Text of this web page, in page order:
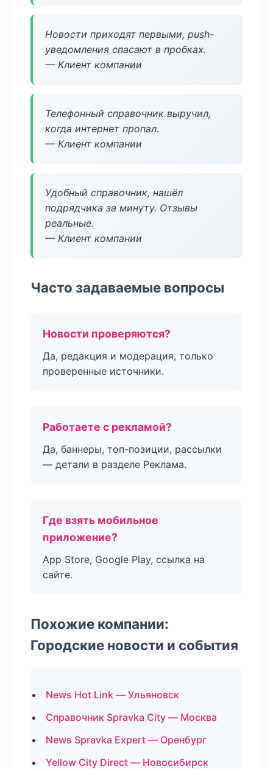
Новости приходят первыми, push-
уведомления спасают в пробках.
— Клиент компании
Телефонный справочник выручил,
когда интернет пропал.
— Клиент компании
Удобный справочник, нашёл
подрядчика за минуту. Отзывы
реальные.
— Клиент компании
Часто задаваемые вопросы
Новости проверяются?
Да, редакция и модерация, только
проверенные источники.
Работаете с рекламой?
Да, баннеры, топ-позиции, рассылки
— детали в разделе Реклама.
Где взять мобильное
приложение?
App Store, Google Play, ссылка на
сайте.
Похожие компании:
Городские новости и события
News Hot Link — Ульяновск
Справочник Spravka City — Москва
News Spravka Expert — Оренбург
Yellow City Direct — Новосибирск